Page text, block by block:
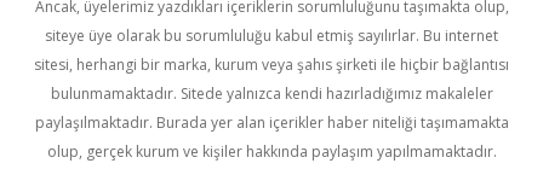
Ancak, üyelerimiz yazdıkları içeriklerin sorumluluğunu taşımakta olup,
siteye üye olarak bu sorumluluğu kabul etmiş sayılırlar. Bu internet
sitesi, herhangi bir marka, kurum veya şahıs şirketi ile hiçbir bağlantısı
bulunmamaktadır. Sitede yalnızca kendi hazırladığımız makaleler
paylaşılmaktadır. Burada yer alan içerikler haber niteliği taşımamakta
olup, gerçek kurum ve kişiler hakkında paylaşım yapılmamaktadır.